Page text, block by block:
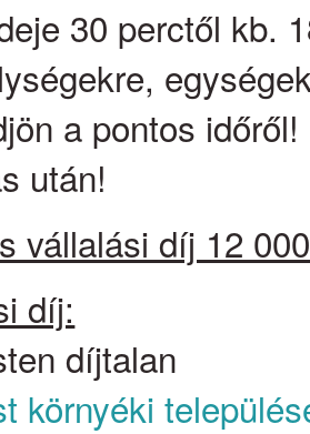
30 perctől kb.
a pontos
után!
vállalási díj 12
díj:
díjtalan
környéki